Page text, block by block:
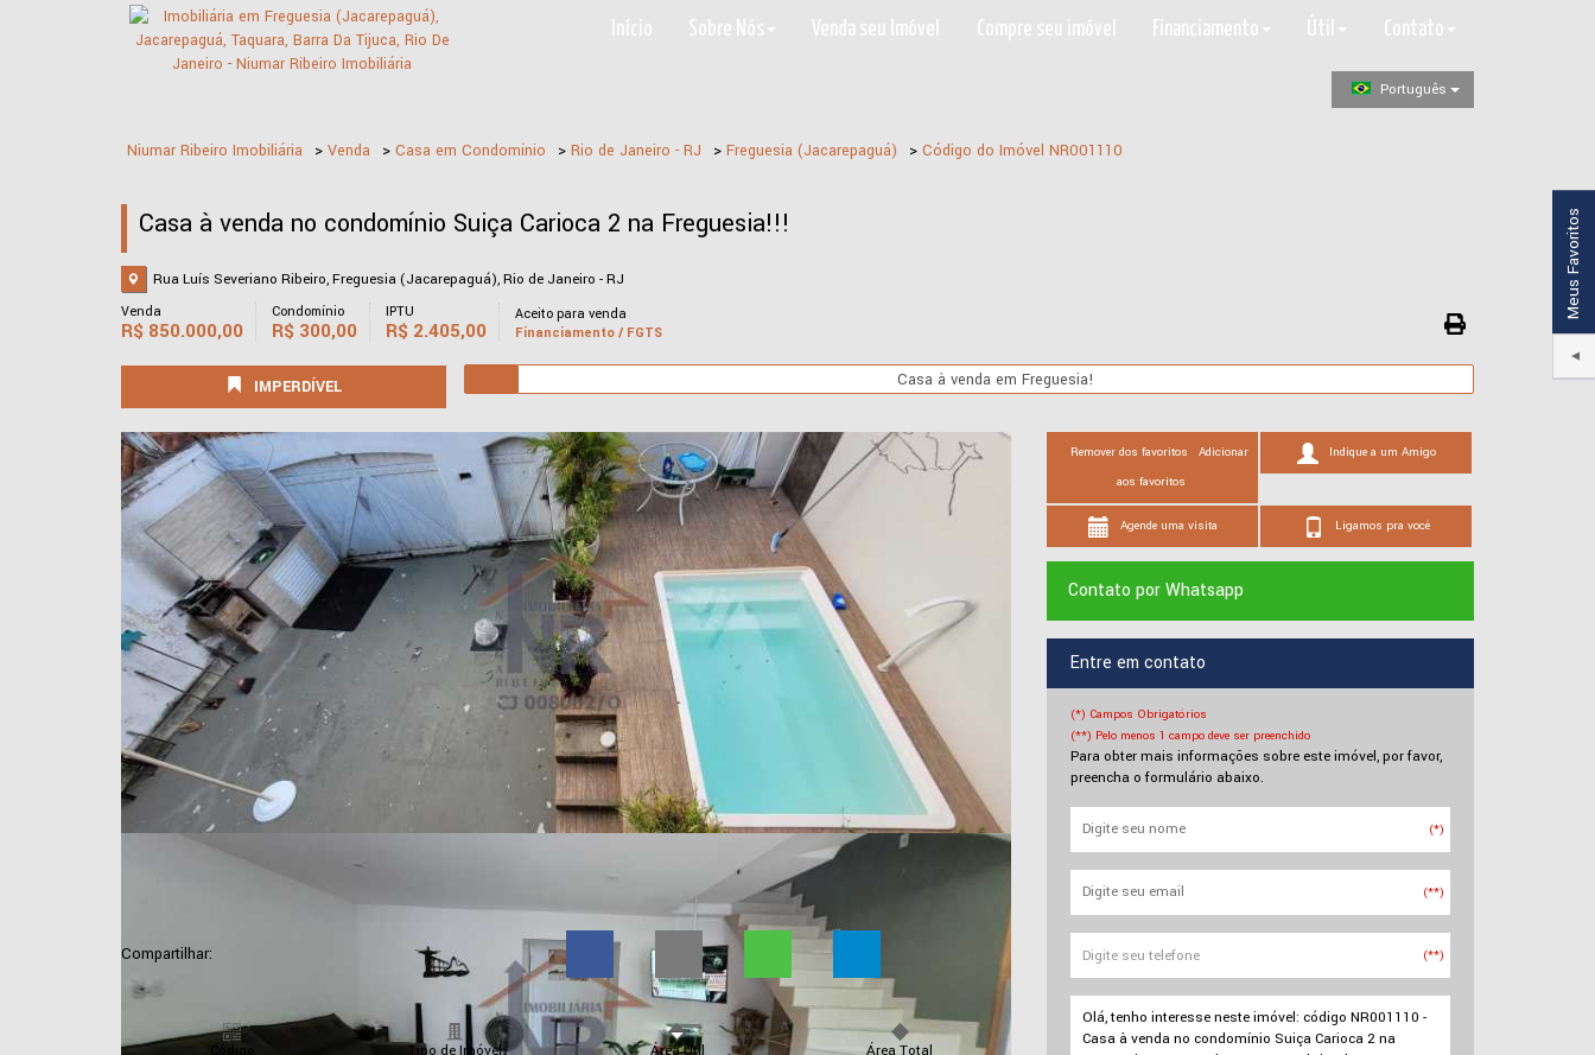
Início Sobre Nós Venda seu Imóvel Compre seu imóvel Financiamento Útil Contato
Português
Niumar Ribeiro Imobiliária > Venda > Casa em Condomínio > Rio de Janeiro - RJ > Freguesia (Jacarepaguá) > Código do Imóvel NR001110
Casa à venda no condomínio Suiça Carioca 2 na Freguesia!!!
Rua Luís Severiano Ribeiro, Freguesia (Jacarepaguá), Rio de Janeiro - RJ
Venda
R$ 850.000,00
Condomínio
R$ 300,00
IPTU
R$ 2.405,00
Aceito para venda
Financiamento / FGTS
IMPERDÍVEL Casa à venda em Freguesia!
Compartilhar:
Remover dos favoritos
Adicionar
aos favoritos
Indique a um Amigo
Agende uma visita Ligamos pra você
Contato por Whatsapp
Entre em contato
(*) Campos Obrigatórios
(**) Pelo menos 1 campo deve ser preenchido
Para obter mais informações sobre este imóvel, por favor,
preencha o formulário abaixo.
(*)
(**)
(**)
Meus Favoritos